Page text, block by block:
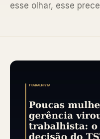
esse olhar, esse